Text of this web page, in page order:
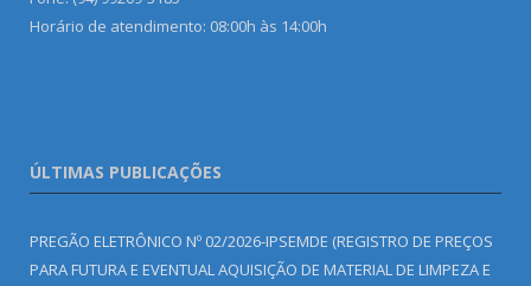
Horário de atendimento: 08:00h às 14:00h
ÚLTIMAS PUBLICAÇÕES
PREGÃO ELETRÔNICO Nº 02/2026-IPSEMDE (REGISTRO DE PREÇOS
PARA FUTURA E EVENTUAL AQUISIÇÃO DE MATERIAL DE LIMPEZA E